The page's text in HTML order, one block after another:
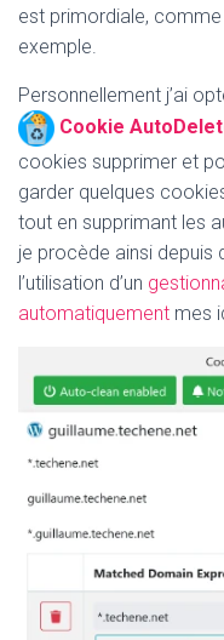
est primordiale,
exemple.
Personnellement j’ai
Cookie
cookies supprimer et
garder quelques
tout en supprimant les
je procède ainsi depuis
l’utilisation d’un
automatiquement mes